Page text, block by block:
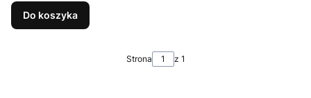
Do koszyka
Strona z 1